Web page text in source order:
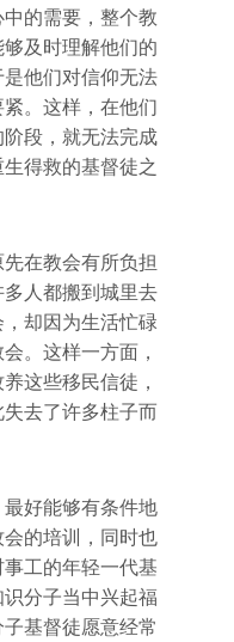
的需要，整个教
及时理解他们的
他们对信仰无法
。这样，在他们
段，就无法完成
得救的基督徒之
在教会有所负担
人都搬到城里去
却因为生活忙碌
。这样一方面，
这些移民信徒，
去了许多柱子而
好能够有条件地
的培训，同时也
工的年轻一代基
分子当中兴起福
基督徒愿意经常